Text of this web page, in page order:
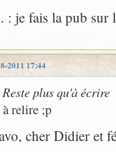
: je fais la pub
2011 17:44
Reste plus qu'à écrire
à relire ;p
cher Didier et